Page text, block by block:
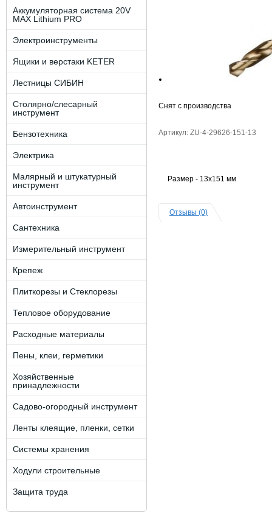
Аккумуляторная система 20V
MAX Lithium PRO
Электроинструменты
Ящики и верстаки KETER
Лестницы СИБИН
Столярно/слесарный
инструмент
Бензотехника
Электрика
Малярный и штукатурный
инструмент
Автоинструмент
Сантехника
Измерительный инструмент
Крепеж
Плиткорезы и Стеклорезы
Тепловое оборудование
Расходные материалы
Пены, клеи, герметики
Хозяйственные
принадлежности
Садово-огородный инструмент
Ленты клеящие, пленки, сетки
Системы хранения
Ходули строительные
Защита труда
Снят с производства
Артикул: ZU-4-29626-151-13
Размер - 13х151 мм
Отзывы (0)